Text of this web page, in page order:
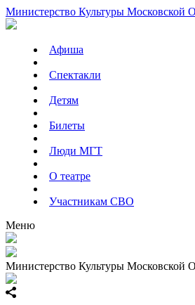
Министерство Культуры Московской
Афиша
Спектакли
Детям
Билеты
Люди МГТ
О театре
Участникам СВО
Меню
Министерство Культуры Московской